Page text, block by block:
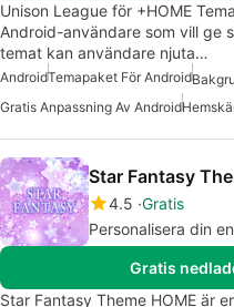
Unison League för +HOME
Android-användare som vill ge
temat kan användare njuta…
AndroidTemapaket För Android
Gratis Anpassning Av Android
Star Fantasy
4.5 Gratis
Personalisera din
Gratis
Star Fantasy Theme HOME är